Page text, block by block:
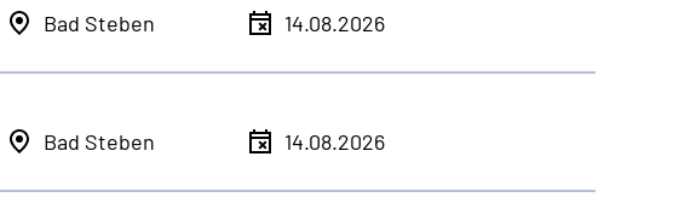
Bad Steben 14.08.2026
Bad Steben 14.08.2026